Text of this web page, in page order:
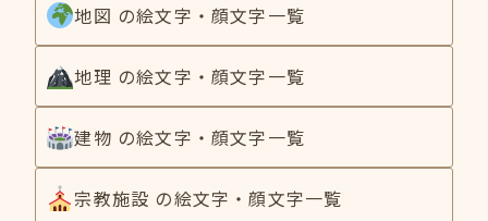
地図 の絵文字・顔文字一覧
地理 の絵文字・顔文字一覧
建物 の絵文字・顔文字一覧
宗教施設 の絵文字・顔文字一覧